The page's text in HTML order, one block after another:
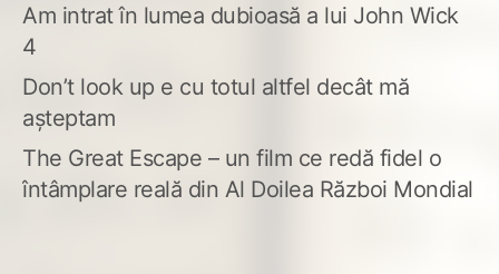
Am intrat în lumea dubioasă a lui John Wick
4
Don’t look up e cu totul altfel decât mă
așteptam
The Great Escape – un film ce redă fidel o
întâmplare reală din Al Doilea Război Mondial